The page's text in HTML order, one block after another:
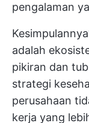
pengalaman
adalah
pikiran dan
strategi
perusahaan
kerja yang